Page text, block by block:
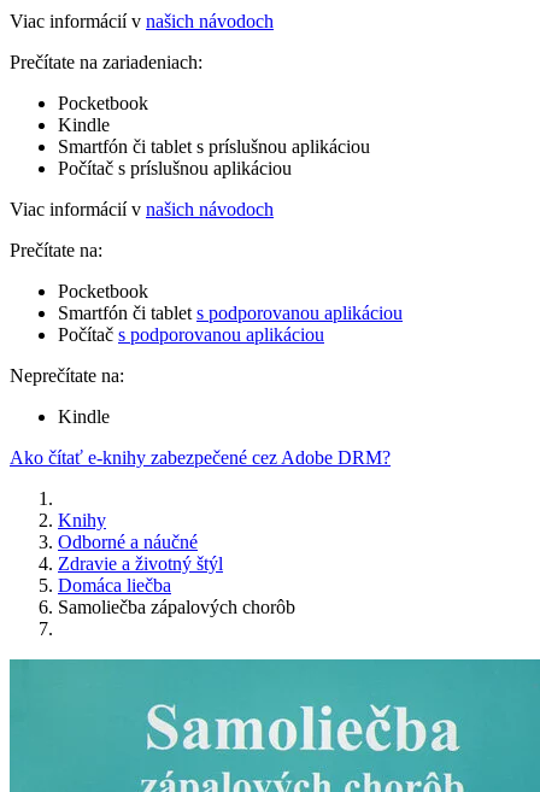
Viac informácií v našich návodoch
Prečítate na zariadeniach:
Pocketbook
Kindle
Smartfón či tablet s príslušnou aplikáciou
Počítač s príslušnou aplikáciou
Viac informácií v našich návodoch
Prečítate na:
Pocketbook
Smartfón či tablet s podporovanou aplikáciou
Počítač s podporovanou aplikáciou
Neprečítate na:
Kindle
Ako čítať e-knihy zabezpečené cez Adobe DRM?
Knihy
Odborné a náučné
Zdravie a životný štýl
Domáca liečba
Samoliečba zápalových chorôb